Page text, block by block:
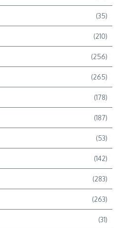
(35)
(210)
(256)
(265)
(178)
(187)
(53)
(142)
(283)
(263)
(31)